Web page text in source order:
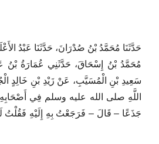
حَدَّثَنَا مُحَمَّدُ بْنُ صُدْرَانَ، حَدَّثَنَا عَبْدُ
مُحَمَّدُ بْنُ إِسْحَاقَ، حَدَّثَنِي عُمَارَةُ بْنُ
سَعِيدِ بْنِ الْمُسَيَّبِ، عَنْ زَيْدِ بْنِ خَالِدٍ
اللَّهِ صلى الله عليه وسلم فِي
جَذَعًا – قَالَ – فَرَجَعْتُ بِهِ إِلَيْهِ فَقُلْتُ